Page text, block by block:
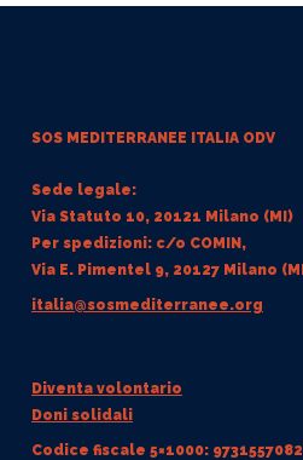
SOS MEDITERRANEE ITALIA ODV
Sede legale:
Via Statuto 10, 20121 Milano (MI)
Per spedizioni: c/o COMIN,
Via E. Pimentel 9, 20127 Milano
italia@sosmediterranee.org
Diventa volontario
Doni solidali
Codice fiscale 5×1000: